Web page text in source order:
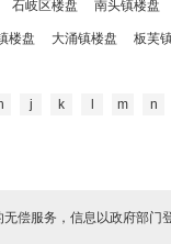
石岐区楼盘 南头镇楼盘
楼盘 大涌镇楼盘 板芙
h j k m n
偿服务，信息以政府部门